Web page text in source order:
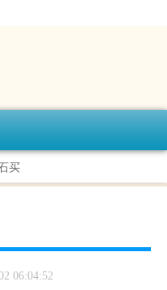
买
06:04:52